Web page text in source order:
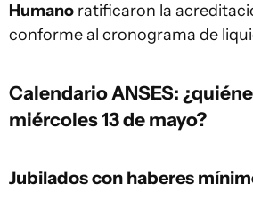
Humano ratificaron la
conforme al cronograma de
Calendario ANSES:
miércoles 13 de mayo?
Jubilados con haberes